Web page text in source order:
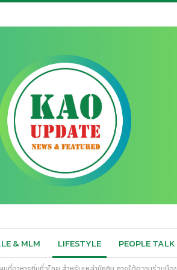
& MLM LIFESTYLE PEOPLE TALK